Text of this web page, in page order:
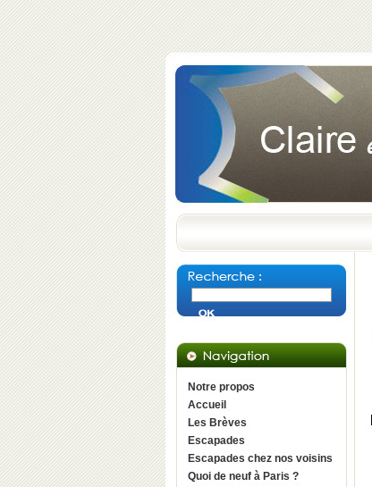
Notre propos
Accueil
Les Brèves
Escapades
Escapades chez nos voisins
Quoi de neuf à Paris ?